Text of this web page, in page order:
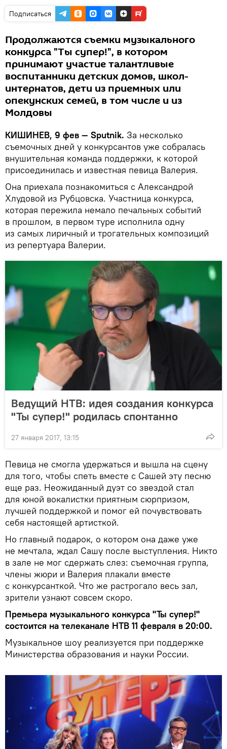
Подписаться
Продолжаются съемки музыкального
конкурса "Ты супер!", в котором
принимают участие талантливые
воспитанники детских домов, школ-
интернатов, дети из приемных или
опекунских семей, в том числе и из
Молдовы
КИШИНЕВ, 9 фев — Sputnik. За несколько
съемочных дней у конкурсантов уже собралась
внушительная команда поддержки, к которой
присоединилась и известная певица Валерия.
Она приехала познакомиться с Александрой
Хлудовой из Рубцовска. Участница конкурса,
которая пережила немало печальных событий
в прошлом, в первом туре исполнила одну
из самых лиричный и трогательных композиций
из репертуара Валерии.
Ведущий НТВ: идея создания конкурса
"Ты супер!" родилась спонтанно
27 января 2017, 13:15
Певица не смогла удержаться и вышла на сцену
для того, чтобы спеть вместе с Сашей эту песню
еще раз. Неожиданный дуэт со звездой стал
для юной вокалистки приятным сюрпризом,
лучшей поддержкой и помог ей почувствовать
себя настоящей артисткой.
Но главный подарок, о котором она даже уже
не мечтала, ждал Сашу после выступления. Никто
в зале не мог сдержать слез: съемочная группа,
члены жюри и Валерия плакали вместе
с конкурсанткой. Что же растрогало весь зал,
зрители узнают совсем скоро.
Премьера музыкального конкурса "Ты супер!"
состоится на телеканале НТВ 11 февраля в 20:00.
Музыкальное шоу реализуется при поддержке
Министерства образования и науки России.